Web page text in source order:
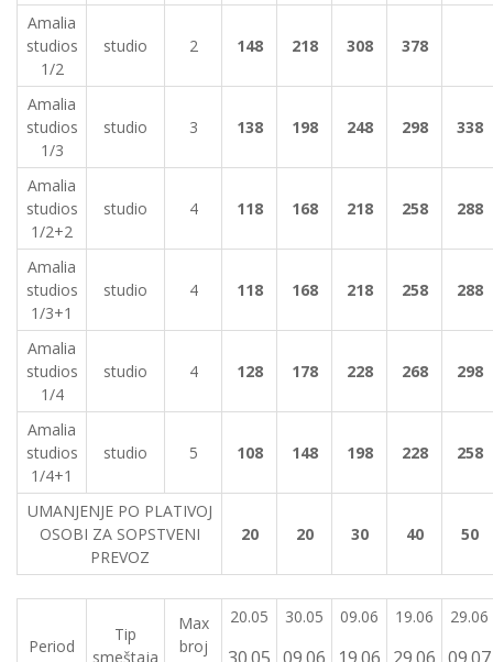
Amalia
studios
1/2
studio 2 148 218 308 378
Amalia
studios
1/3
studio 3 138 198 248 298 338
Amalia
studios
1/2+2
studio 4 118 168 218 258 288
Amalia
studios
1/3+1
studio 4 118 168 218 258 288
Amalia
studios
1/4
studio 4 128 178 228 268 298
Amalia
studios
1/4+1
studio 5 108 148 198 228 258
UMANJENJE PO PLATIVOJ
OSOBI ZA SOPSTVENI
PREVOZ
20 20 30 40 50
Period
Tip
smeštaja
Max
broj
20.05 30.05 09.06 19.06 29.06